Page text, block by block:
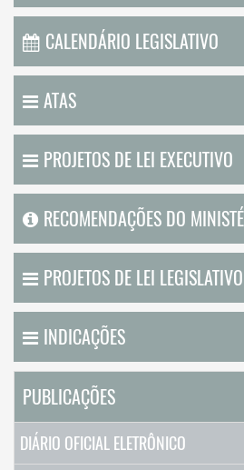
CALENDÁRIO LEGISLATIVO
ATAS
PROJETOS DE LEI EXECUTIVO
RECOMENDAÇÕES DO
PROJETOS DE LEI LEGISLATIVO
INDICAÇÕES
PUBLICAÇÕES
DIÁRIO OFICIAL ELETRÔNICO